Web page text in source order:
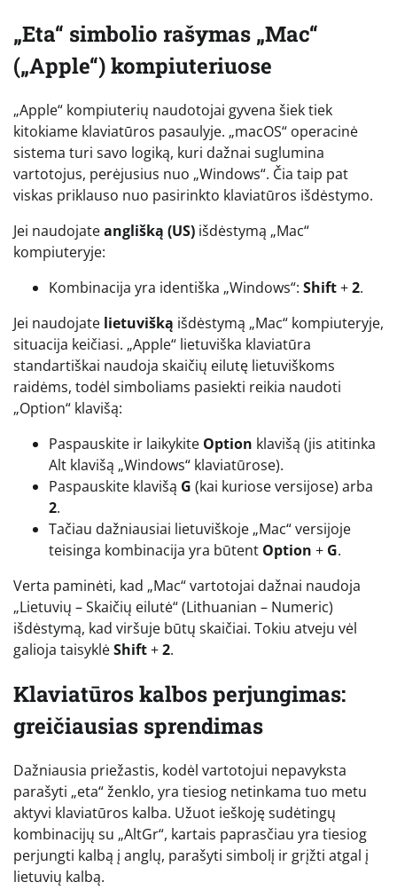
„Eta“ simbolio rašymas „Mac“
(„Apple“) kompiuteriuose
„Apple“ kompiuterių naudotojai gyvena šiek tiek
kitokiame klaviatūros pasaulyje. „macOS“ operacinė
sistema turi savo logiką, kuri dažnai suglumina
vartotojus, perėjusius nuo „Windows“. Čia taip pat
viskas priklauso nuo pasirinkto klaviatūros išdėstymo.
Jei naudojateanglišką (US) išdėstymą „Mac“
kompiuteryje:
Kombinacija yra identiška „Windows“: Shift+2.
Jei naudojate lietuvišką išdėstymą „Mac“ kompiuteryje,
situacija keičiasi. „Apple“ lietuviška klaviatūra
standartiškai naudoja skaičių eilutę lietuviškoms
raidėms, todėl simboliams pasiekti reikia naudoti
„Option“ klavišą:
Paspauskite ir laikykite Option klavišą (jis atitinka
Alt klavišą „Windows“ klaviatūrose).
Paspauskite klavišą G (kai kuriose versijose) arba
2.
Tačiau dažniausiai lietuviškoje „Mac“ versijoje
teisinga kombinacija yra būtent Option + G.
Verta paminėti, kad „Mac“ vartotojai dažnai naudoja
„Lietuvių – Skaičių eilutė“ (Lithuanian – Numeric)
išdėstymą, kad viršuje būtų skaičiai. Tokiu atveju vėl
galioja taisyklėShift+2.
Klaviatūros kalbos perjungimas:
greičiausias sprendimas
Dažniausia priežastis, kodėl vartotojui nepavyksta
parašyti „eta“ ženklo, yra tiesiog netinkama tuo metu
aktyvi klaviatūros kalba. Užuot ieškoję sudėtingų
kombinacijų su „AltGr“, kartais paprasčiau yra tiesiog
perjungti kalbą į anglų, parašyti simbolį ir grįžti atgal į
lietuvių kalbą.